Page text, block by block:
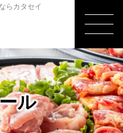
らカタセイ
ル